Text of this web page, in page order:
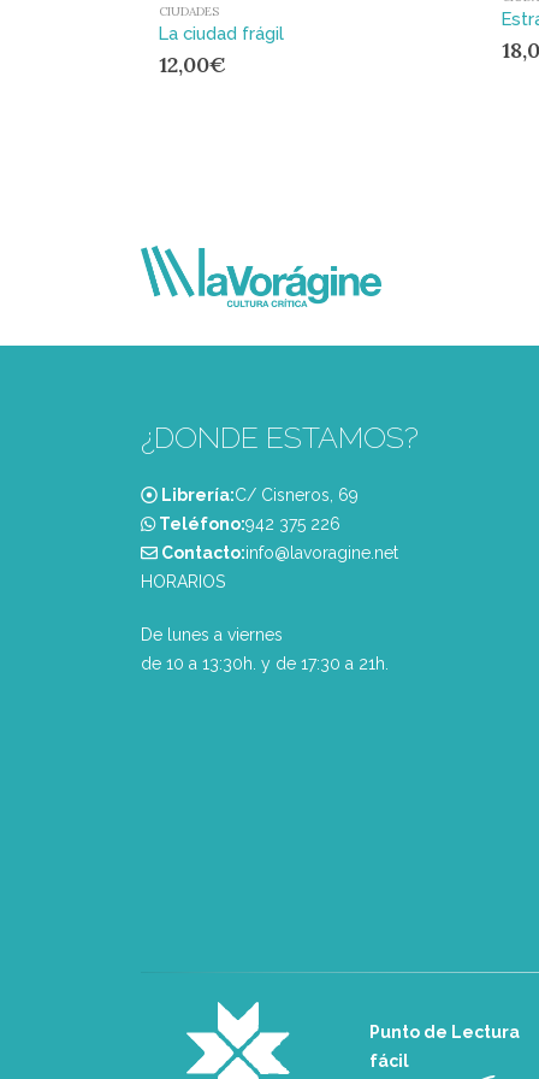
CIUDADES
La ciudad frágil
12,00€
¿DONDE ESTAMOS?
Librería:C/ Cisneros, 69
Teléfono:‭942 375 226‬
Contacto:info@lavoragine.net
HORARIOS
De lunes a viernes
de 10 a 13:30h. y de 17:30 a 21h.
Punto de Lectura
fácil